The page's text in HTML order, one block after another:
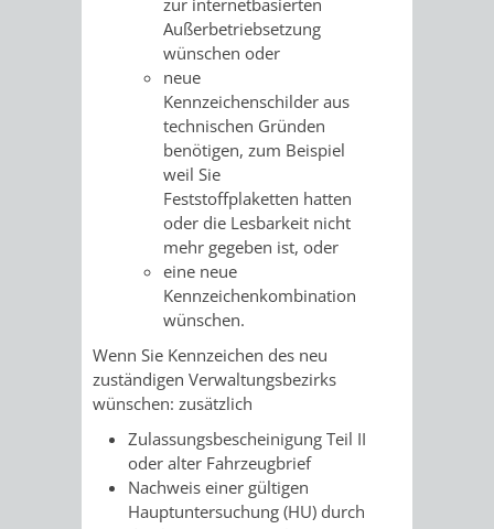
STADTWEGWEISER
&
BEHÖRDEN
EINRICHTUNGEN
IN
DER
STADT
FRIEDHÖFE
KIRCHEN
BUSVERKEHR
CARSHARINGPARK
Außerbetriebsetzung
wünschen oder
neue
Kennzeichenschilder aus
technischen Gründen
benötigen, zum Beispiel
weil Sie
Feststoffplaketten hatten
oder die Lesbarkeit nicht
mehr gegeben ist, oder
eine neue
Kennzeichenkombination
wünschen.
Wenn Sie Kennzeichen des neu
zuständigen Verwaltungsbezirks
wünschen: zusätzlich
Zulassungsbescheinigung Teil II
oder alter Fahrzeugbrief
Nachweis einer gültigen
Hauptuntersuchung (HU) durch